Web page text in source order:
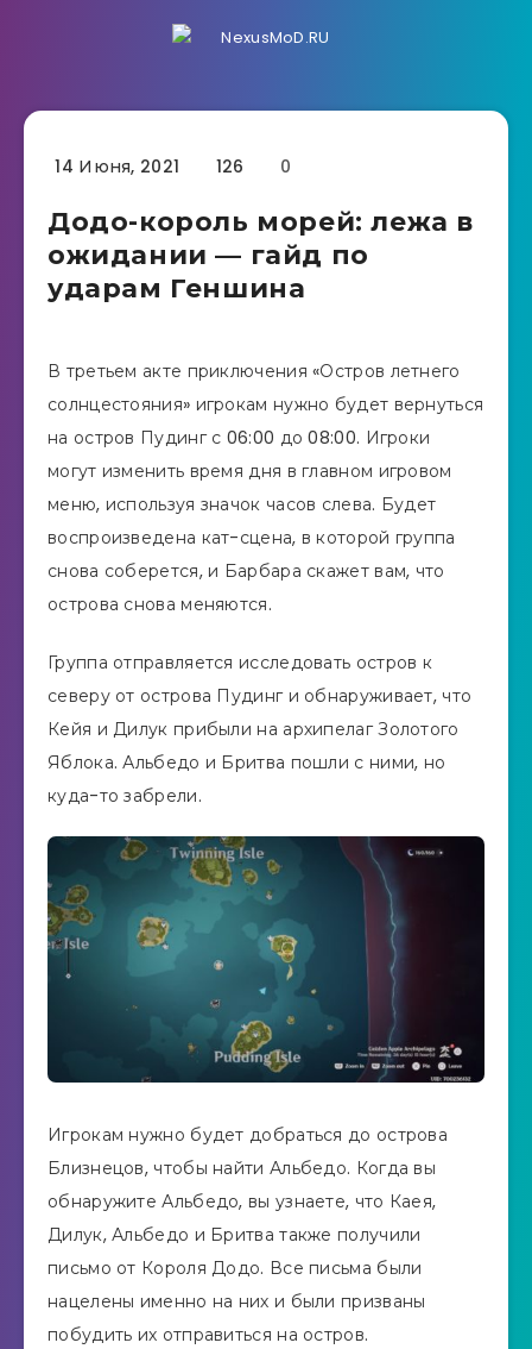
14 Июня, 2021 126 0
Додо-король морей: лежа в
ожидании — гайд по
ударам Геншина
В третьем акте приключения «Остров летнего
солнцестояния» игрокам нужно будет вернуться
на остров Пудинг с 06:00 до 08:00. Игроки
могут изменить время дня в главном игровом
меню, используя значок часов слева. Будет
воспроизведена кат-сцена, в которой группа
снова соберется, и Барбара скажет вам, что
острова снова меняются.
Группа отправляется исследовать остров к
северу от острова Пудинг и обнаруживает, что
Кейя и Дилук прибыли на архипелаг Золотого
Яблока. Альбедо и Бритва пошли с ними, но
куда-то забрели.
Игрокам нужно будет добраться до острова
Близнецов, чтобы найти Альбедо. Когда вы
обнаружите Альбедо, вы узнаете, что Каея,
Дилук, Альбедо и Бритва также получили
письмо от Короля Додо. Все письма были
нацелены именно на них и были призваны
побудить их отправиться на остров.